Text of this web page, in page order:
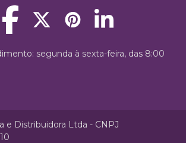
segunda à sexta-feira, das 8:00
e Distribuidora Ltda - CNPJ